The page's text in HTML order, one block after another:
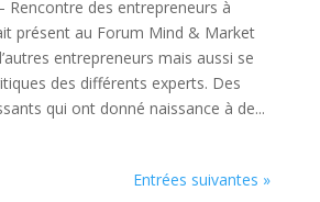
Rencontre des entrepreneurs à
présent au Forum Mind & Market
entrepreneurs mais aussi se
des différents experts. Des
qui ont donné naissance à de...
Entrées suivantes »